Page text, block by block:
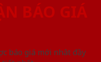
BÁO GIÁ
báo giá mới nhât đầy